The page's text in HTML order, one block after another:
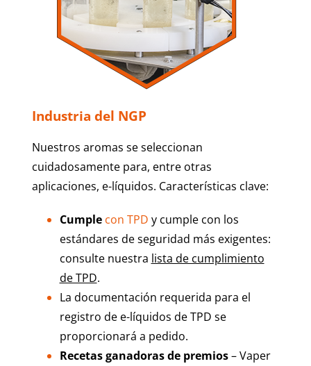
Industria del NGP
Nuestros aromas se seleccionan
cuidadosamente para, entre otras
aplicaciones, e-líquidos. Características clave:
Cumple con TPD y cumple con los
estándares de seguridad más exigentes:
consulte nuestra lista de cumplimiento
de TPD.
La documentación requerida para el
registro de e-líquidos de TPD se
proporcionará a pedido.
Recetas ganadoras de premios– Vaper